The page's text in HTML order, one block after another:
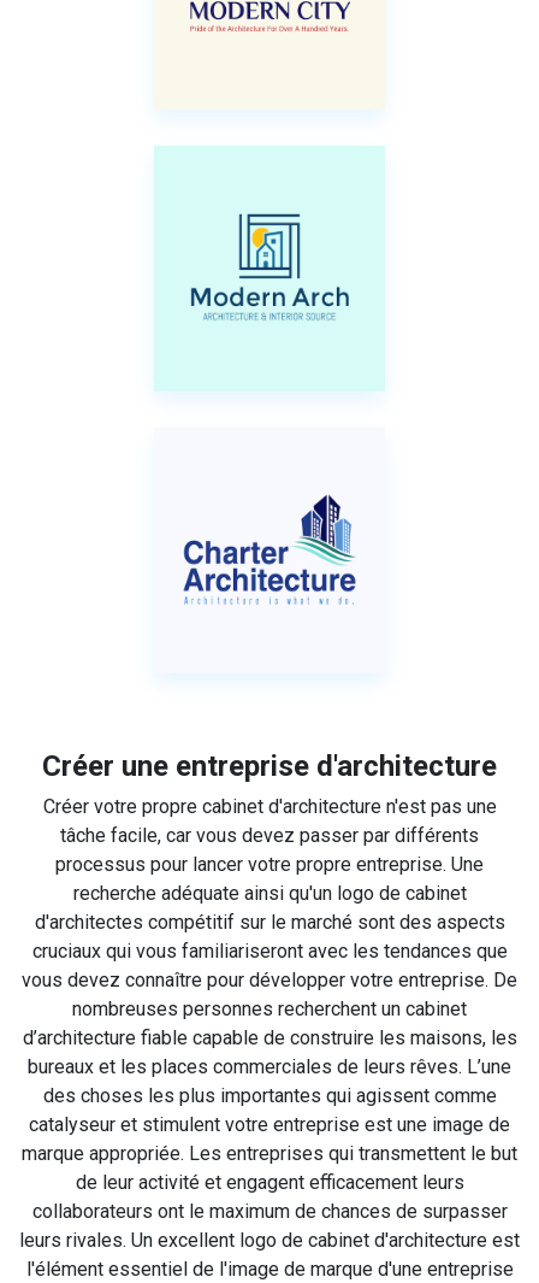
Créer une entreprise d'architecture
Créer votre propre cabinet d'architecture n'est pas une
tâche facile, car vous devez passer par différents
processus pour lancer votre propre entreprise. Une
recherche adéquate ainsi qu'un logo de cabinet
d'architectes compétitif sur le marché sont des aspects
cruciaux qui vous familiariseront avec les tendances que
vous devez connaître pour développer votre entreprise. De
nombreuses personnes recherchent un cabinet
d’architecture fiable capable de construire les maisons, les
bureaux et les places commerciales de leurs rêves. L’une
des choses les plus importantes qui agissent comme
catalyseur et stimulent votre entreprise est une image de
marque appropriée. Les entreprises qui transmettent le but
de leur activité et engagent efficacement leurs
collaborateurs ont le maximum de chances de surpasser
leurs rivales. Un excellent logo de cabinet d'architecture est
l'élément essentiel de l'image de marque d'une entreprise